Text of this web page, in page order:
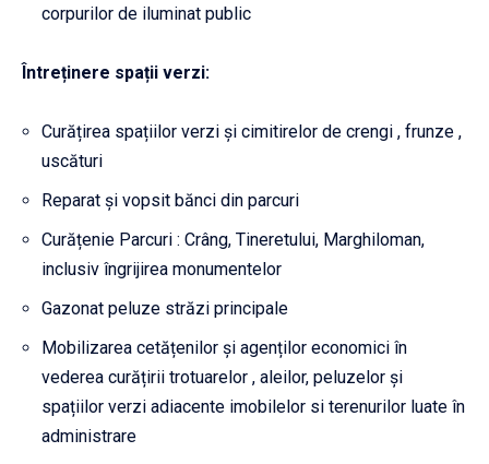
corpurilor de iluminat public
Întreținere spații verzi:
Curățirea spațiilor verzi și cimitirelor de crengi , frunze ,
uscături
Reparat și vopsit bănci din parcuri
Curățenie Parcuri : Crâng, Tineretului, Marghiloman,
inclusiv îngrijirea monumentelor
Gazonat peluze străzi principale
Mobilizarea cetățenilor și agenților economici în
vederea curățirii trotuarelor , aleilor, peluzelor și
spațiilor verzi adiacente imobilelor si terenurilor luate în
administrare